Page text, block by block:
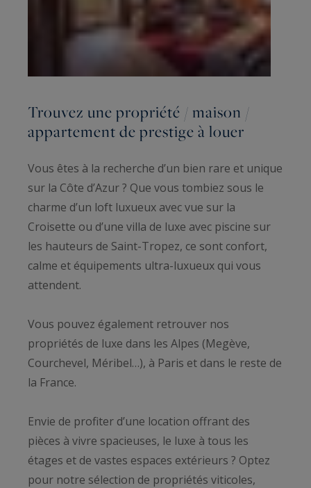
Trouvez une propriété / maison /
appartement de prestige à louer
Vous êtes à la recherche d’un bien rare et unique
sur la Côte d’Azur ? Que vous tombiez sous le
charme d’un loft luxueux avec vue sur la
Croisette ou d’une villa de luxe avec piscine sur
les hauteurs de Saint-Tropez, ce sont confort,
calme et équipements ultra-luxueux qui vous
attendent.
Vous pouvez également retrouver nos
propriétés de luxe dans les Alpes (Megève,
Courchevel, Méribel…), à Paris et dans le reste de
la France.
Envie de profiter d’une location offrant des
pièces à vivre spacieuses, le luxe à tous les
étages et de vastes espaces extérieurs ? Optez
pour notre sélection de propriétés viticoles,